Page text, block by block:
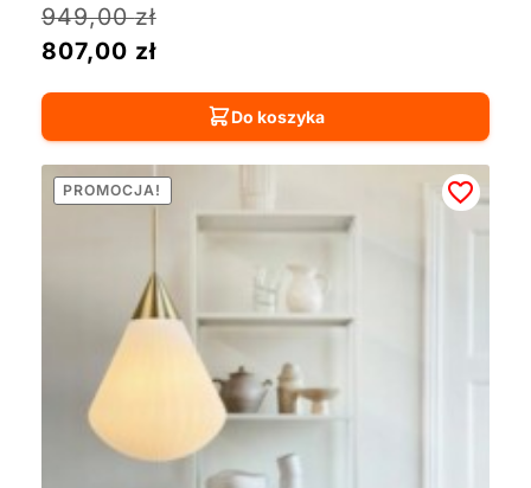
949,00zł
807,00 zł
Do koszyka
PROMOCJA!